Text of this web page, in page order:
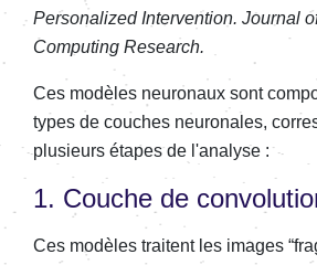
Personalized Intervention. Journal
Computing Research.
Ces modèles neuronaux sont
types de couches neuronales,
plusieurs étapes de l'analyse :
1. Couche de
Ces modèles traitent les images